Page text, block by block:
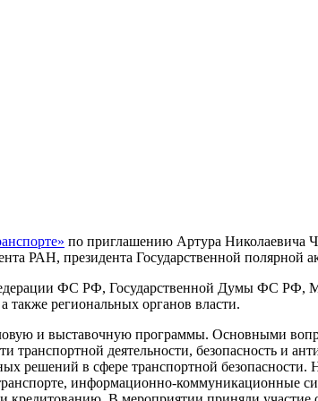
по приглашению Артура Николаевича
РАН, президента Государственной полярной
ФС РФ, Государственной Думы ФС РФ,
региональных органов власти.
и выставочную программы. Основными
транспортной деятельности, безопасность и
решений в сфере транспортной
информационно-коммуникационные